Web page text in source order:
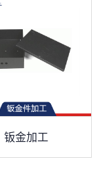
钣金加工